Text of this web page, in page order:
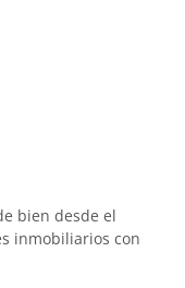
bien desde el
inmobiliarios con